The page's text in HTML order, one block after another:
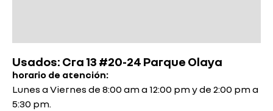
Usados: Cra 13 #20-24 Parque Olaya
horario de atención:
Lunes a Viernes de 8:00 am a 12:00 pm y de 2:00 pm a
5:30 pm.